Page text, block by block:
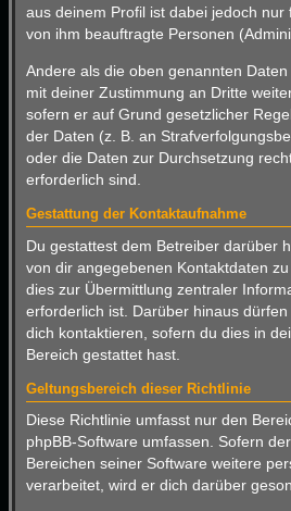
aus deinem Profil ist dabei jedoch nur
von ihm beauftragte Personen
Andere als die oben genannten
mit deiner Zustimmung an Dritte
sofern er auf Grund gesetzlicher
der Daten (z. B. an
oder die Daten zur Durchsetzung
erforderlich sind.
Gestattung der Kontaktaufnahme
Du gestattest dem Betreiber darüber
von dir angegebenen Kontaktdaten
dies zur Übermittlung zentraler
erforderlich ist. Darüber hinaus
dich kontaktieren, sofern du dies in
Bereich gestattet hast.
Geltungsbereich dieser Richtlinie
Diese Richtlinie umfasst nur den
phpBB-Software umfassen. Sofern
Bereichen seiner Software weitere
verarbeitet, wird er dich darüber